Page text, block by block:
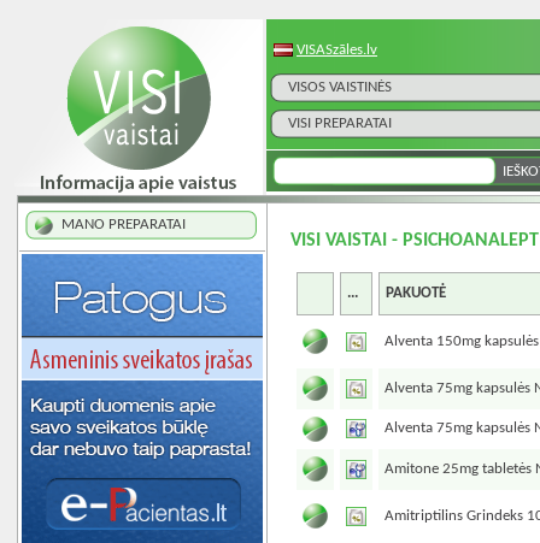
VISASzāles.lv
VISOS VAISTINĖS
VISI PREPARATAI
MANO PREPARATAI
VISI VAISTAI -
... PAKUOTĖ
Alventa 150mg
Alventa 75mg kapsulės
Alventa 75mg kapsulės
Amitone 25mg tabletės
Amitriptilins Grindeks